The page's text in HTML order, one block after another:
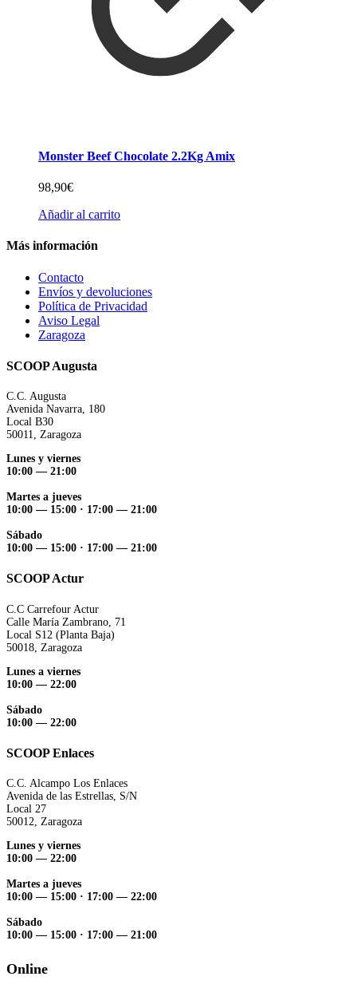
Monster Beef Chocolate 2.2Kg Amix
98,90€
Añadir al carrito
Más información
Contacto
Envíos y devoluciones
Política de Privacidad
Aviso Legal
Zaragoza
SCOOP Augusta
C.C. Augusta
Avenida Navarra, 180
Local B30
50011, Zaragoza
Lunes y viernes
10:00 — 21:00
Martes a jueves
10:00 — 15:00 · 17:00 — 21:00
Sábado
10:00 — 15:00 · 17:00 — 21:00
SCOOP Actur
C.C Carrefour Actur
Calle María Zambrano, 71
Local S12 (Planta Baja)
50018, Zaragoza
Lunes a viernes
10:00 — 22:00
Sábado
10:00 — 22:00
SCOOP Enlaces
C.C. Alcampo Los Enlaces
Avenida de las Estrellas, S/N
Local 27
50012, Zaragoza
Lunes y viernes
10:00 — 22:00
Martes a jueves
10:00 — 15:00 · 17:00 — 22:00
Sábado
10:00 — 15:00 · 17:00 — 21:00
Online